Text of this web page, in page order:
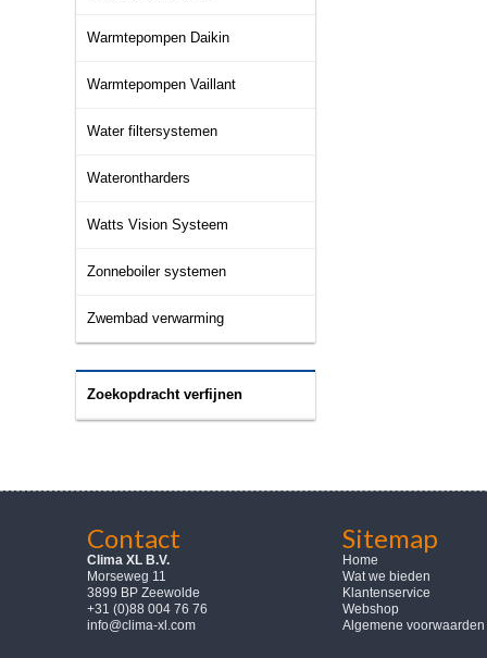
Warmtepompen Daikin
Warmtepompen Vaillant
Water filtersystemen
Waterontharders
Watts Vision Systeem
Zonneboiler systemen
Zwembad verwarming
Zoekopdracht verfijnen
Contact
Clima XL B.V.
Morseweg 11
3899 BP Zeewolde
+31 (0)88 004 76 76
info@clima-xl.com
Sitemap
Home
Wat we bieden
Klantenservice
Webshop
Algemene voorwaarden